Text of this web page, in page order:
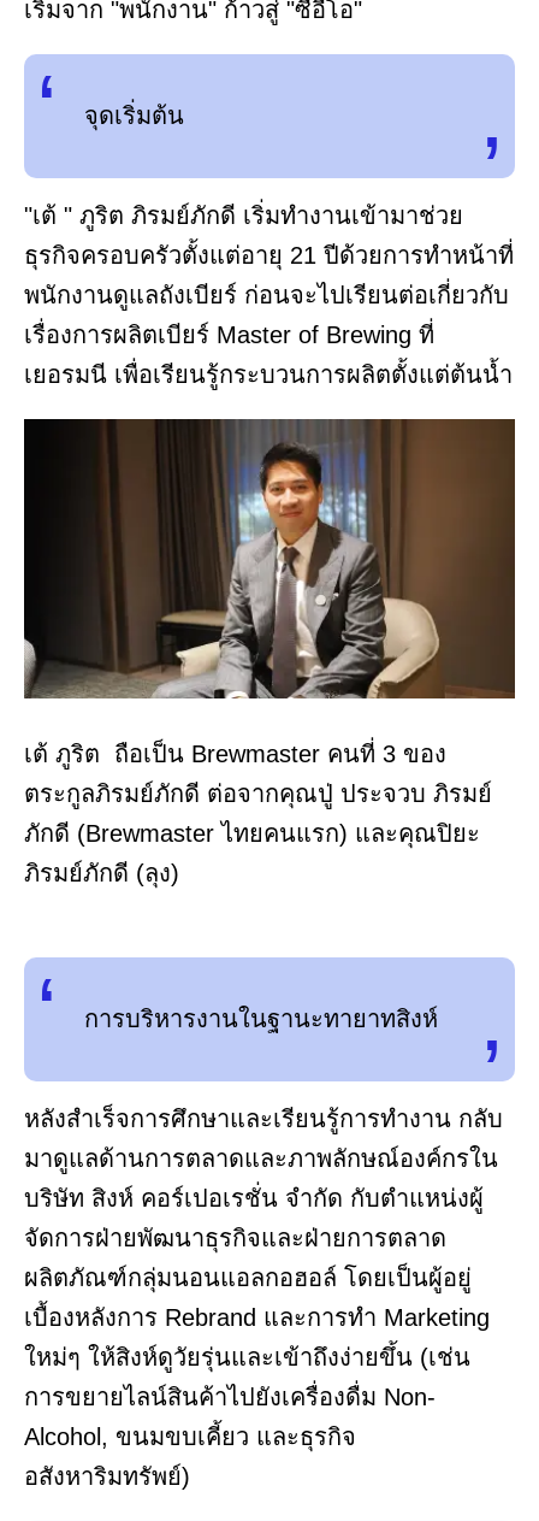
เริ่มจาก "พนักงาน" ก้าวสู่ "ซีอีโอ"
จุดเริ่มต้น
"เต้ " ภูริต ภิรมย์ภักดี เริ่มทำงานเข้ามาช่วย
ธุรกิจครอบครัวตั้งแต่อายุ 21 ปีด้วยการทำหน้าที่
พนักงานดูแลถังเบียร์ ก่อนจะไปเรียนต่อเกี่ยวกับ
เรื่องการผลิตเบียร์ Master of Brewing ที่
เยอรมนี เพื่อเรียนรู้กระบวนการผลิตตั้งแต่ต้นน้ำ
เต้ ภูริต ถือเป็น Brewmaster คนที่ 3 ของ
ตระกูลภิรมย์ภักดี ต่อจากคุณปู่ ประจวบ ภิรมย์
ภักดี (Brewmaster ไทยคนแรก) และคุณปิยะ
ภิรมย์ภักดี (ลุง)
การบริหารงานในฐานะทายาทสิงห์
หลังสำเร็จการศึกษาและเรียนรู้การทำงาน กลับ
มาดูแลด้านการตลาดและภาพลักษณ์องค์กรใน
บริษัท สิงห์ คอร์เปอเรชั่น จำกัด กับตำแหน่งผู้
จัดการฝ่ายพัฒนาธุรกิจและฝ่ายการตลาด
ผลิตภัณฑ์กลุ่มนอนแอลกอฮอล์ โดยเป็นผู้อยู่
เบื้องหลังการ Rebrand และการทำ Marketing
ใหม่ๆ ให้สิงห์ดูวัยรุ่นและเข้าถึงง่ายขึ้น (เช่น
การขยายไลน์สินค้าไปยังเครื่องดื่ม Non-
Alcohol, ขนมขบเคี้ยว และธุรกิจ
อสังหาริมทรัพย์)